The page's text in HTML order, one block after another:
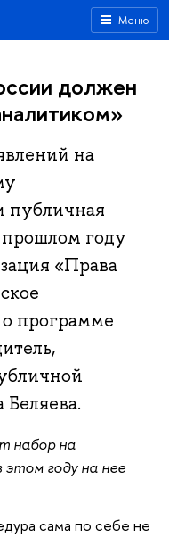
Меню
должен
на
публичная
прошлом году
«Права
программе
набор на
этом году на нее
сама по себе не